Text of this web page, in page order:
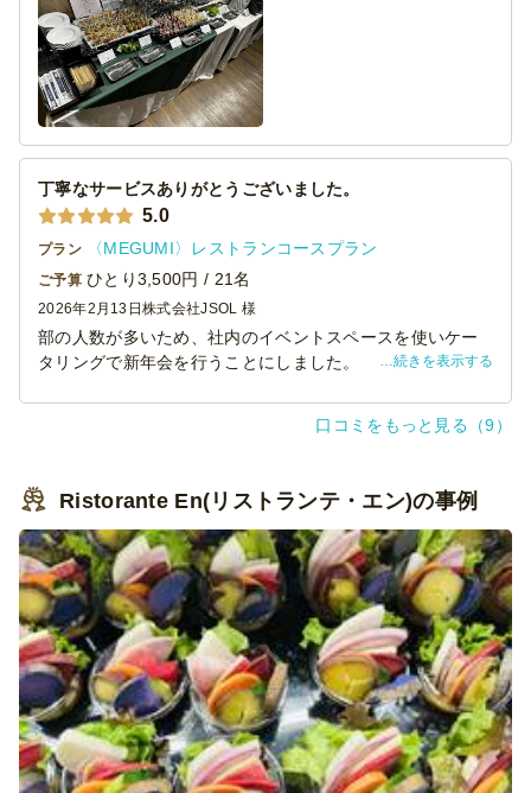
丁寧なサービスありがとうございました。
5.0
プラン 〈MEGUMI〉レストランコースプラン
ご予算 ひとり3,500円 / 21名
2026年2月13日 株式会社JSOL 様
部の人数が多いため、社内のイベントスペースを使いケー
タリングで新年会を行うことにしました。
有機野菜を使った食事はどれもとても美味しかったです。
で全員が楽しむことができました。
また利用したいと思います。ありがとうございました。
続きを表示する
口コミをもっと見る（9）
Ristorante En(リストランテ・エン)の事例